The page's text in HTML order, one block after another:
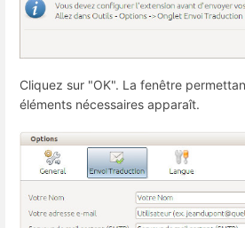
Cliquez sur "OK". La fenêtre
éléments nécessaires apparaît.